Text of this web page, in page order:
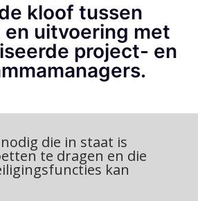
kloof tussen
uitvoering met
project- en
die in staat is
te dragen en die
kan